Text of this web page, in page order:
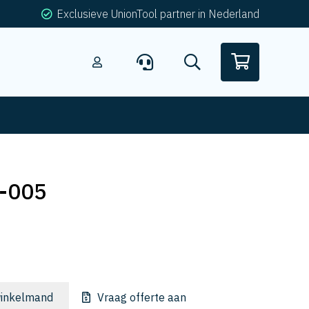
Exclusieve UnionTool partner in Nederland
005
Vraag offerte aan